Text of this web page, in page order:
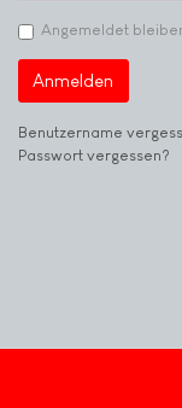
Angemeldet
Anmelden
Benutzername
Passwort vergessen?